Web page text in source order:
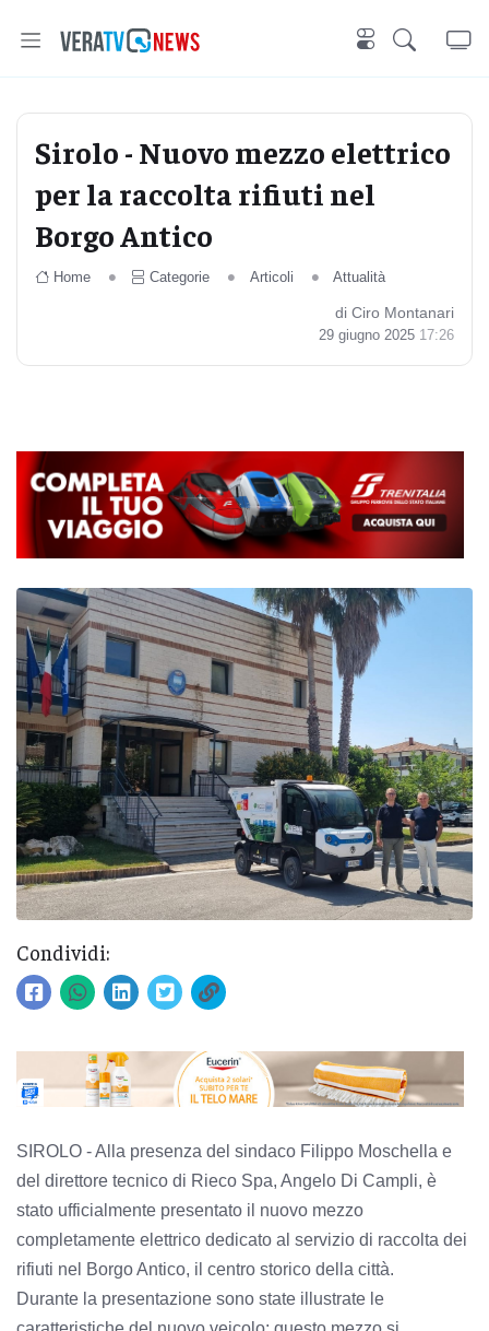
Sirolo - Nuovo mezzo elettrico
per la raccolta rifiuti nel
Borgo Antico
Home Categorie Articoli Attualità
di Ciro Montanari
29 giugno 2025 17:26
Condividi:
SIROLO - Alla presenza del sindaco Filippo Moschella e
del direttore tecnico di Rieco Spa, Angelo Di Campli, è
stato ufficialmente presentato il nuovo mezzo
completamente elettrico dedicato al servizio di raccolta dei
rifiuti nel Borgo Antico, il centro storico della città.
Durante la presentazione sono state illustrate le